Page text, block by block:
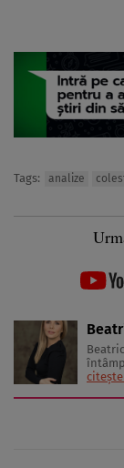
Tags: analize
în
au